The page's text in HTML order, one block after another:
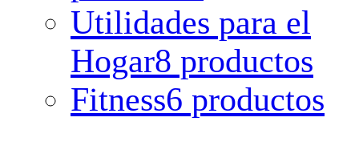
Utilidades para el
Hogar8 productos
Fitness6 productos